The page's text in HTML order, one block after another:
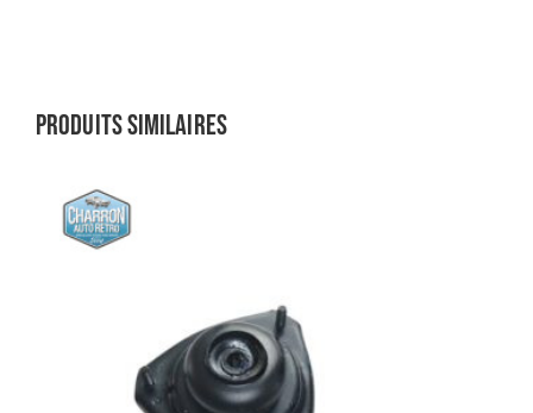
Produits similaires